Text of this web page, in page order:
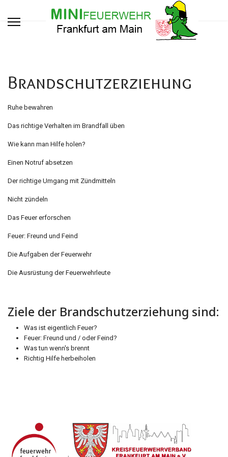
Brandschutzerziehung
Ruhe bewahren
Das richtige Verhalten im Brandfall üben
Wie kann man Hilfe holen?
Einen Notruf absetzen
Der richtige Umgang mit Zündmitteln
Nicht zündeln
Das Feuer erforschen
Feuer: Freund und Feind
Die Aufgaben der Feuerwehr
Die Ausrüstung der Feuerwehrleute
Ziele der Brandschutzerziehung sind:
Was ist eigentlich Feuer?
Feuer: Freund und / oder Feind?
Was tun wenn's brennt
Richtig Hilfe herbeiholen